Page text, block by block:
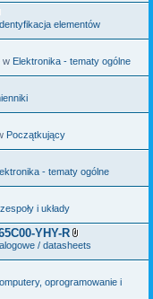
Z
ł
c
z
i
elementów
w Elektronika - tematy ogólne
Początkujący
- tematy ogólne
i układy
YHY-R
Z
ł
c
/ datasheets
oprogramowanie i